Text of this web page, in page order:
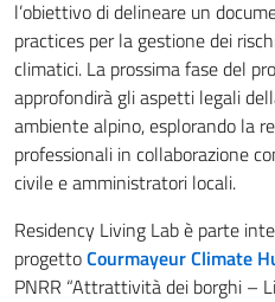
l’obiettivo di delineare un
practices per la gestione dei
climatici. La prossima fase del
approfondirà gli aspetti legali
ambiente alpino, esplorando la
professionali in collaborazione
civile e amministratori locali.
Residency Living Lab è parte
progettoCourmayeur Climate
PNRR “Attrattività dei borghi –